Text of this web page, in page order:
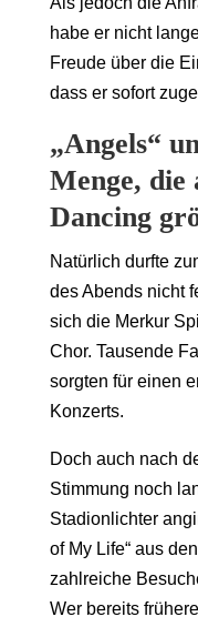
habe er nicht
Freude über die
dass er sofort
„Angels“
Menge,
Dancing
Natürlich durfte
des Abends nicht
sich die Merkur
Chor. Tausende
sorgten für einen
Konzerts.
Doch auch nach
Stimmung noch
Stadionlichter
of My Life“ aus
zahlreiche
Wer bereits